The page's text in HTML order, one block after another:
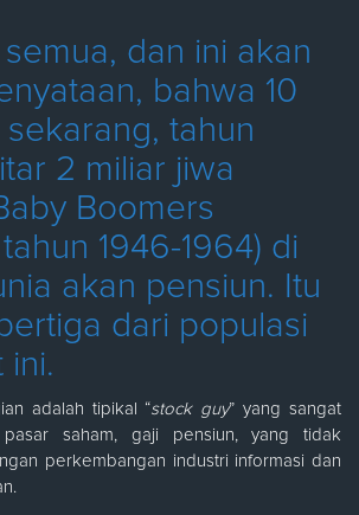
dan ini akan
bahwa 10
tahun
2 miliar jiwa
Boomers
1946-1964) di
akan pensiun. Itu
dari populasi
ini.
adalah tipikal “stock guy” yang sangat
saham, gaji pensiun, yang tidak
perkembangan industri informasi dan